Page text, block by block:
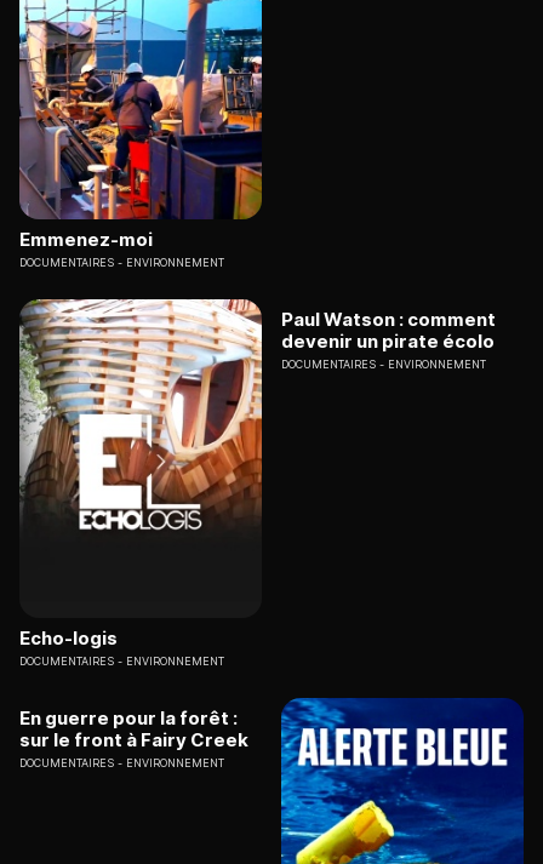
Emmenez-moi
DOCUMENTAIRES ENVIRONNEMENT
Echo-logis
DOCUMENTAIRES ENVIRONNEMENT
Paul Watson : comment
devenir un pirate écolo
DOCUMENTAIRES ENVIRONNEMENT
En guerre pour la forêt :
sur le front à Fairy Creek
DOCUMENTAIRES ENVIRONNEMENT